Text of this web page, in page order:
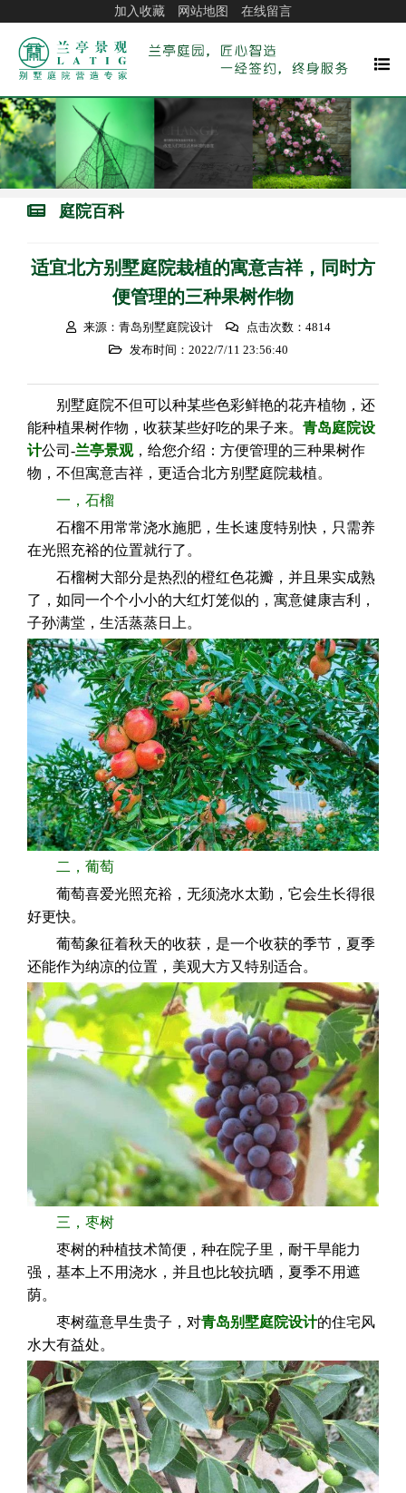
加入收藏 网站地图 在线留言
庭院百科
适宜北方别墅庭院栽植的寓意吉祥，同时方
便管理的三种果树作物
来源：青岛别墅庭院设计
点击次数：4814
发布时间：2022/7/11 23:56:40
别墅庭院不但可以种某些色彩鲜艳的花卉植物，还
能种植果树作物，收获某些好吃的果子来。 青岛庭院设
计公司-兰亭景观，给您介绍：方便管理的三种果树作
物，不但寓意吉祥，更适合北方别墅庭院栽植。
一，石榴
石榴不用常常浇水施肥，生长速度特别快，只需养
在光照充裕的位置就行了。
石榴树大部分是热烈的橙红色花瓣，并且果实成熟
了，如同一个个小小的大红灯笼似的，寓意健康吉利，
子孙满堂，生活蒸蒸日上。
二，葡萄
葡萄喜爱光照充裕，无须浇水太勤，它会生长得很
好更快。
葡萄象征着秋天的收获，是一个收获的季节，夏季
还能作为纳凉的位置，美观大方又特别适合。
三，枣树
枣树的种植技术简便，种在院子里，耐干旱能力
强，基本上不用浇水，并且也比较抗晒，夏季不用遮
荫。
枣树蕴意早生贵子，对青岛别墅庭院设计的住宅风
水大有益处。